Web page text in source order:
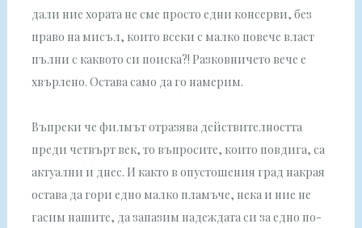
дали ние хората не сме просто едни консерви, без
право на мисъл, които всеки с малко повече власт
пълни с каквото си поиска?! Разковничето вече е
хвърлено. Остава само да го намерим.
Въпреки че филмът отразява действителността
преди четвърт век, то въпросите, които повдига, са
актуални и днес. И както в опустошения град накрая
остава да гори едно малко пламъче, нека и ние не
гасим нашите, да запазим надеждата си за едно по-